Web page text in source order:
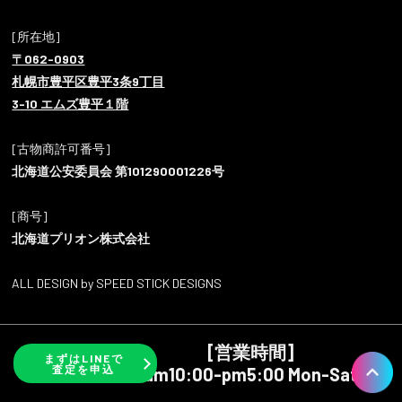
[所在地]
〒062-0903
札幌市豊平区豊平3条9丁目
3-10 エムズ豊平１階
[古物商許可番号]
北海道公安委員会 第101290001226号
[商号]
北海道プリオン株式会社
ALL DESIGN by SPEED STICK DESIGNS
まずはLINEで
査定を申込
[営業時間]
am10:00-pm5:00 Mon-Sat